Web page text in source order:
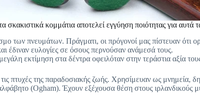
κομμάτια αποτελεί εγγύηση ποιότητας για αυτά
των πνευμάτων. Πράγματι, οι πρόγονοί μας πίστευαν ότι
έδιναν ευλογίες σε όσους περνούσαν ανάμεσά τους.
εκτίμηση στα δέντρα οφειλόταν στην τεράστια αξία
πτυχές της παραδοσιακής ζωής. Χρησίμευαν ως μνημεία,
(Ogham). Έχουν εξέχουσα θέση στους ιρλανδικούς